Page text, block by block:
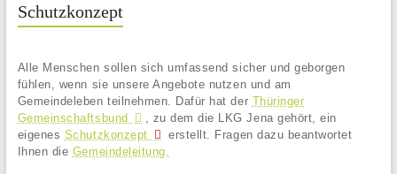
Schutzkonzept
Alle Menschen sollen sich umfassend sicher und geborgen
fühlen, wenn sie unsere Angebote nutzen und am
Gemeindeleben teilnehmen. Dafür hat der Thüringer
Gemeinschaftsbund
, zu dem die LKG Jena gehört, ein
eigenes Schutzkonzept
erstellt. Fragen dazu beantwortet
Ihnen die Gemeindeleitung.